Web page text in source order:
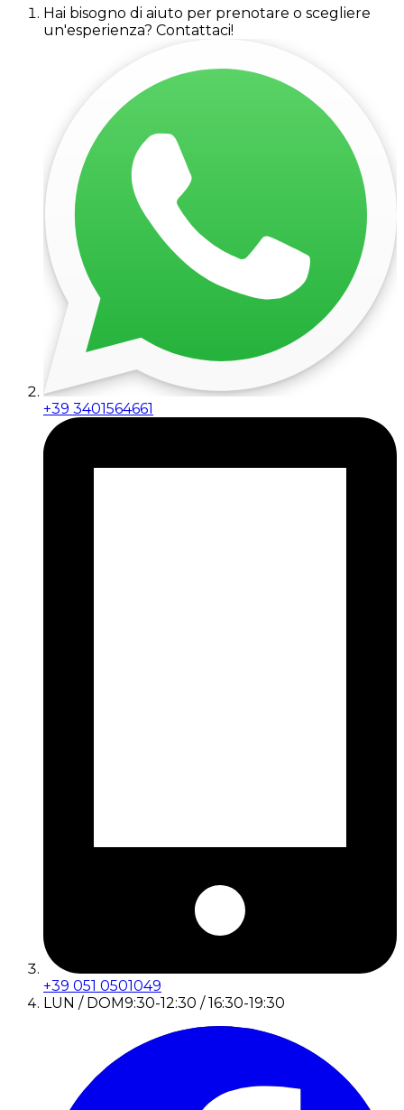
Hai bisogno di aiuto per prenotare o scegliere
un'esperienza? Contattaci!
+39 3401564661
+39 051 0501049
LUN / DOM9:30-12:30 / 16:30-19:30